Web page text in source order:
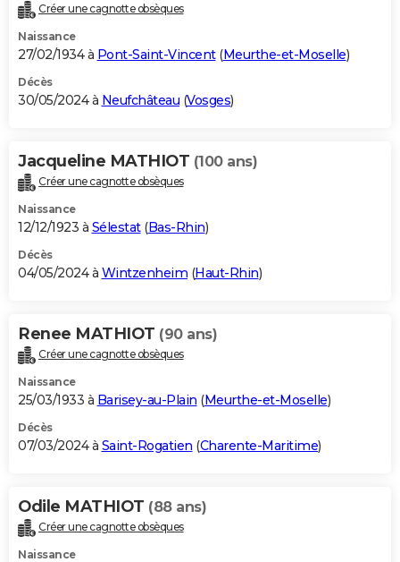
Créer une cagnotte obsèques
Naissance
27/02/1934 à Pont-Saint-Vincent(Meurthe-et-Moselle)
Décès
30/05/2024 à Neufchâteau (Vosges)
Jacqueline MATHIOT (100 ans)
Créer une cagnotte obsèques
Naissance
12/12/1923 à Sélestat(Bas-Rhin)
Décès
04/05/2024 à Wintzenheim (Haut-Rhin)
Renee MATHIOT (90 ans)
Créer une cagnotte obsèques
Naissance
25/03/1933 à Barisey-au-Plain (Meurthe-et-Moselle)
Décès
07/03/2024 à Saint-Rogatien (Charente-Maritime)
Odile MATHIOT (88 ans)
Créer une cagnotte obsèques
Naissance